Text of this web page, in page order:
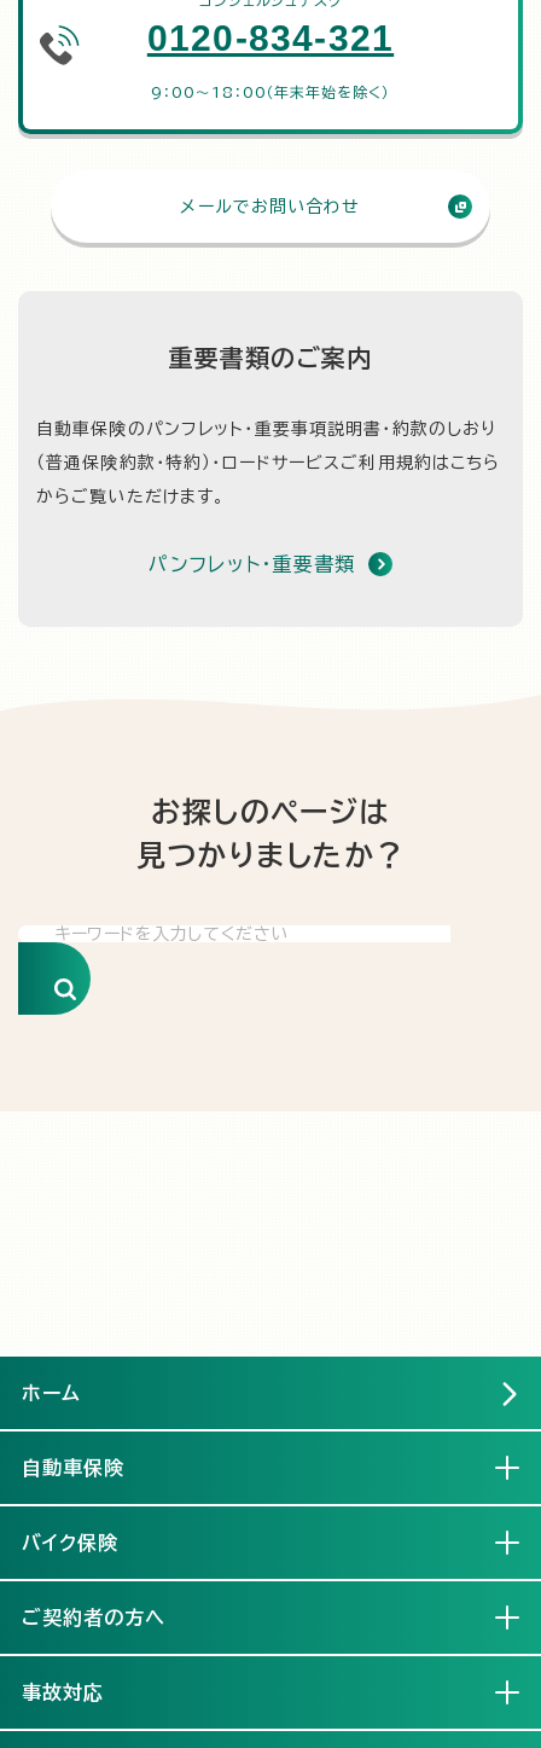
0120-834-321
9：00～18：00（年末年始を除く）
メールでお問い合わせ
重要書類のご案内
自動車保険のパンフレット・重要事項説明書・約款のしおり
（普通保険約款・特約）・ ロードサービスご利用規約はこちら
からご覧いただけます。
パンフレット・重要書類
お探しのページは
見つかりましたか？
検索
ホーム
自動車保険
バイク保険
ご契約者の方へ
事故対応